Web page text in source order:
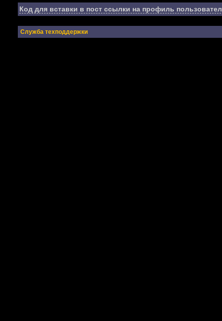
Код для вставки в пост ссылки на профиль
Служба техподдержки